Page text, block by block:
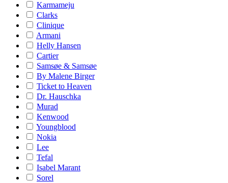
Karmameju
Clarks
Clinique
Armani
Helly Hansen
Cartier
Samsøe & Samsøe
By Malene Birger
Ticket to Heaven
Dr. Hauschka
Murad
Kenwood
Youngblood
Nokia
Lee
Tefal
Isabel Marant
Sorel